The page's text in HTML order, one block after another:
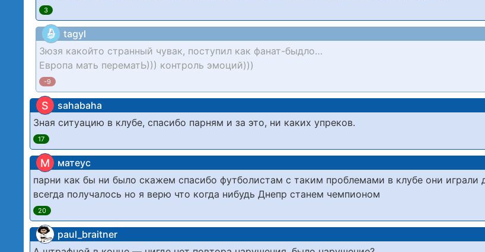
3
tagyl
Зюзя какойто странный чувак, поступил как фанат-быдло…
Европа мать перематЬ))) контроль эмоций)))
-9
S sahabaha
Зная ситуацию в клубе, спасибо парням и за это, ни каких упреков.
17
М матеус
парни как бы ни было скажем спасибо футболистам с таким проблемами в клубе они играли
всегда получалось но я верю что когда нибудь Днепр станем чемпионом
20
paul_braitner